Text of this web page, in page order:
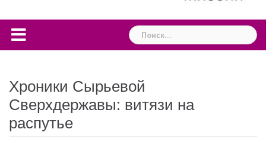
Найти:
Хроники Сырьевой
Сверхдержавы: витязи на
распутье